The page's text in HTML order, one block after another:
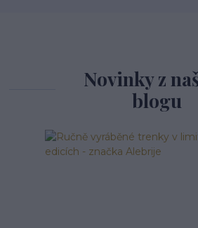
Novinky z
blogu